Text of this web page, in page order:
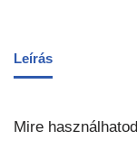
Leírás
Mire